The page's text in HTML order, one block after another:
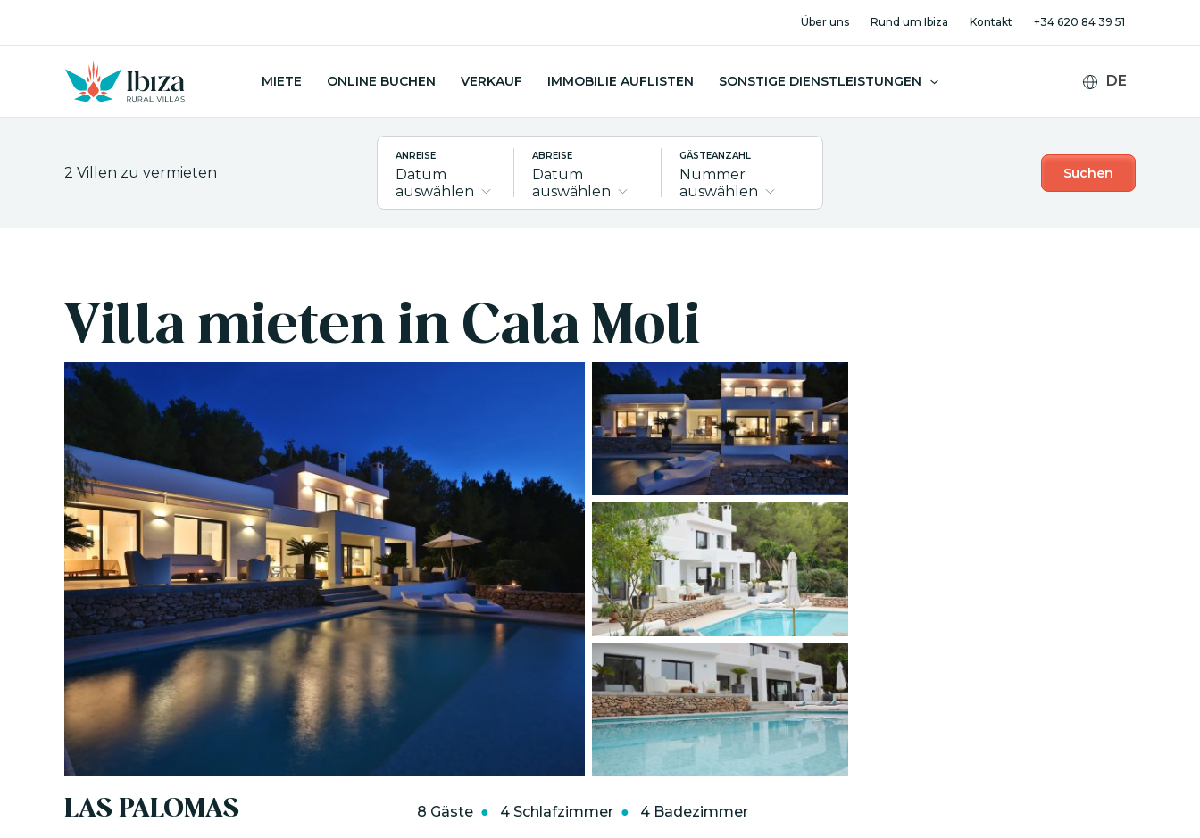
Über uns Rund um Ibiza Kontakt +34 620 84 39 51
MIETE ONLINE BUCHEN VERKAUF IMMOBILIE AUFLISTEN SONSTIGE DIENSTLEISTUNGEN
2 Villen zu vermieten
ANREISE
Datum
auswählen
ABREISE
Datum
auswählen
GÄSTEANZAHL
Nummer
auswählen
Suchen
Villa mieten in Cala Moli
LAS PALOMAS 8 Gäste 4 Schlafzimmer 4 Badezimmer